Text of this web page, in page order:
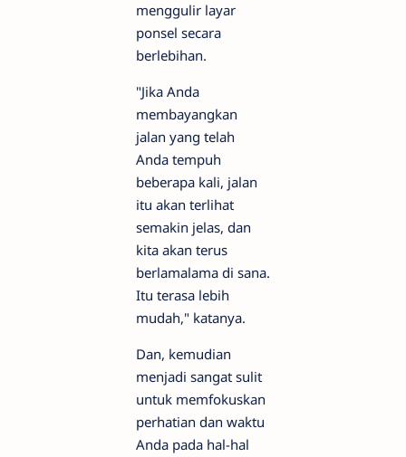
menggulir layar
ponsel secara
berlebihan.
"Jika Anda
membayangkan
jalan yang telah
Anda tempuh
beberapa kali, jalan
itu akan terlihat
semakin jelas, dan
kita akan terus
berlamalama di sana.
Itu terasa lebih
mudah," katanya.
Dan, kemudian
menjadi sangat sulit
untuk memfokuskan
perhatian dan waktu
Anda pada hal-hal